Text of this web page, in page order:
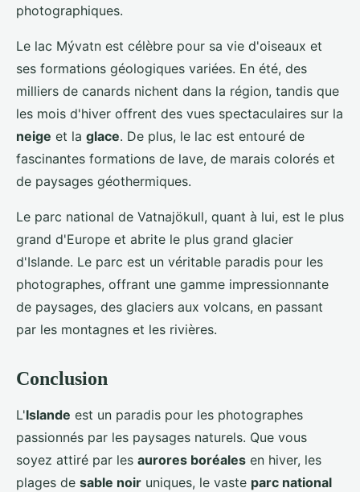
photographiques.
Le lac Mývatn est célèbre pour sa vie d'oiseaux et
ses formations géologiques variées. En été, des
milliers de canards nichent dans la région, tandis que
les mois d'hiver offrent des vues spectaculaires sur la
neige et la glace. De plus, le lac est entouré de
fascinantes formations de lave, de marais colorés et
de paysages géothermiques.
Le parc national de Vatnajökull, quant à lui, est le plus
grand d'Europe et abrite le plus grand glacier
d'Islande. Le parc est un véritable paradis pour les
photographes, offrant une gamme impressionnante
de paysages, des glaciers aux volcans, en passant
par les montagnes et les rivières.
Conclusion
L'Islande est un paradis pour les photographes
passionnés par les paysages naturels. Que vous
soyez attiré par les aurores boréales en hiver, les
plages de sable noir uniques, le vaste parc national